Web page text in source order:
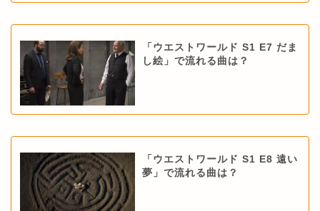
「ウエストワールド S1 E7 だま
し絵」で流れる曲は？
「ウエストワールド S1 E8 遠い
夢」で流れる曲は？